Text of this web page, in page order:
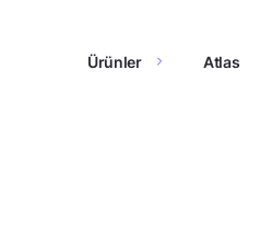
Ürünler Atlas